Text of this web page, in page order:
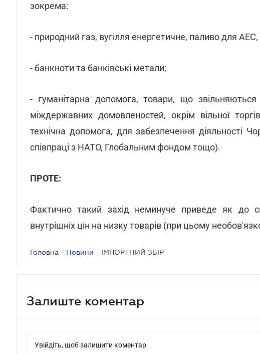
зокрема:
- природний газ, вугілля енергетичне, паливо для
- банкноти та банківські метали;
- гуманітарна допомога, товари, що
міждержавних домовленостей, окрім вільної
технічна допомога, для забезпечення діяльності
співпраці з НАТО, Глобальним фондом тощо).
ПРОТЕ:
Фактично такий захід неминуче приведе як до
внутрішніх цін на низку товарів (при цьому
Головна / Новини / ІМПОРТНИЙ ЗБІР
Залиште коментар
Увійдіть, щоб залишити коментар